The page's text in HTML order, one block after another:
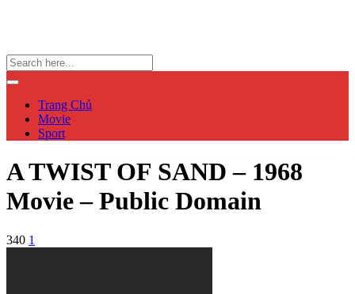
Trang Chủ
Movie
Sport
A TWIST OF SAND – 1968
Movie – Public Domain
340 1